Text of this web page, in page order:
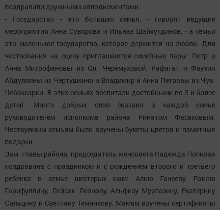
поздравили дружными аплодисментами.
- Государство - это большая семья, - говорят ведущие
мероприятия Анна Суворова и Ильназ Шайхутдинов, - а семья
это маленькое государство, которое держится на любви. Для
чествования на сцену приглашаются семейные пары: Петр и
Анна Митрофановы из Сл. Черемуховой, Рафагат и Фаузия
Абдуллины из Чертушкино и Владимир и Анна Петровы из Чув.
Чебоксарки. В этих семьях воспитали достойными по 5 и более
детей. Много добрых слов сказано о каждой семье
руководителем исполкома района Ринатом Фасаховым.
Чествуемым семьям были вручены букеты цветов и памятные
подарки.
Зам. главы района, председатель женсовета Надежда Попкова
поздравила с праздником и с рождением второго и третьего
ребенка в семье шестерых мам: Алию Ганееву, Раилю
Гарифуллину, Лейсан Леонову, Альфизу Муртазину, Екатерину
Сальцину и Светлану Темникову. Мамам вручены сертификаты